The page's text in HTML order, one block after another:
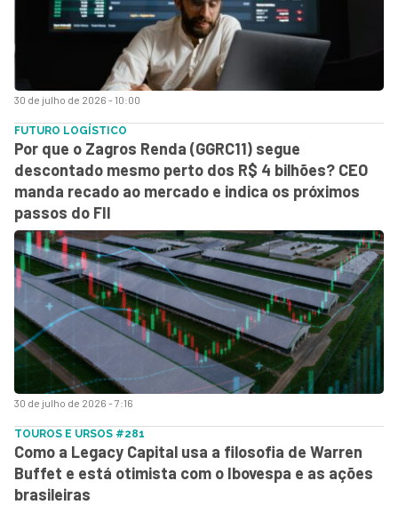
30 de julho de 2026 - 10:00
30 de julho de 2026 - 7:16
FUTURO LOGÍSTICO
Por que o Zagros Renda (GGRC11) segue
descontado mesmo perto dos R$ 4 bilhões? CEO
manda recado ao mercado e indica os próximos
passos do FII
TOUROS E URSOS #281
Como a Legacy Capital usa a filosofia de Warren
Buffet e está otimista com o Ibovespa e as ações
brasileiras